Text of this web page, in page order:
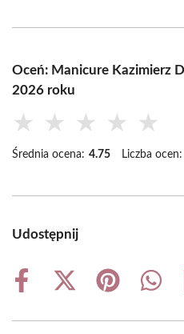
Oceń: Manicure Kazimierz
2026 roku
★ ★ ★ ★ ★
Średnia ocena: 4.75 Liczba ocen:
Udostępnij
Share
Share
(Twitter)
Share
Share